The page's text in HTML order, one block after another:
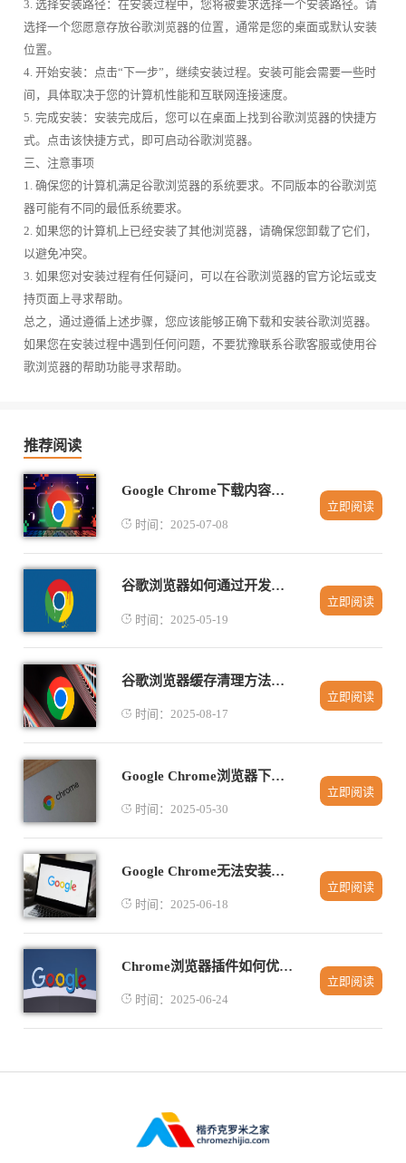
3. 选择安装路径：在安装过程中，您将被要求选择一个安装路径。请
选择一个您愿意存放谷歌浏览器的位置，通常是您的桌面或默认安装
位置。
4. 开始安装：点击“下一步”，继续安装过程。安装可能会需要一些时
间，具体取决于您的计算机性能和互联网连接速度。
5. 完成安装：安装完成后，您可以在桌面上找到谷歌浏览器的快捷方
式。点击该快捷方式，即可启动谷歌浏览器。
三、注意事项
1. 确保您的计算机满足谷歌浏览器的系统要求。不同版本的谷歌浏览
器可能有不同的最低系统要求。
2. 如果您的计算机上已经安装了其他浏览器，请确保您卸载了它们，
以避免冲突。
3. 如果您对安装过程有任何疑问，可以在谷歌浏览器的官方论坛或支
持页面上寻求帮助。
总之，通过遵循上述步骤，您应该能够正确下载和安装谷歌浏览器。
如果您在安装过程中遇到任何问题，不要犹豫联系谷歌客服或使用谷
歌浏览器的帮助功能寻求帮助。
推荐阅读
Google Chrome下载内容显示空白页面是渲染失败吗
时间：2025-07-08
立即阅读
谷歌浏览器如何通过开发者工具调试网站性能
时间：2025-05-19
立即阅读
谷歌浏览器缓存清理方法有哪些提升运行效率
时间：2025-08-17
立即阅读
Google Chrome浏览器下载安装包自动重试机制介绍
时间：2025-05-30
立即阅读
Google Chrome无法安装在D盘的解决方法
时间：2025-06-18
立即阅读
Chrome浏览器插件如何优化网页内容搜索体验
时间：2025-06-24
立即阅读